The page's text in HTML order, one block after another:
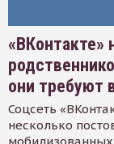
«ВКонтакте»
они требуют
Соцсеть
несколько